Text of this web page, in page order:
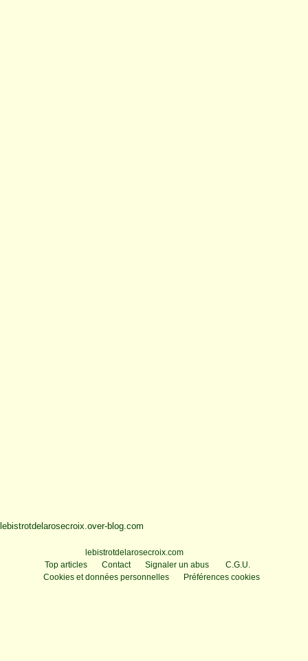
lebistrotdelarosecroix.over-blog.com
lebistrotdelarosecroix.com
Top articles
Contact Signaler un abus
C.G.U.
Cookies et données personnelles
Préférences cookies